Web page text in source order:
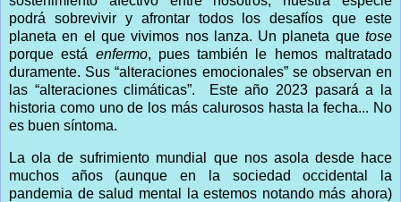
podrá sobrevivir y afrontar todos los desafíos que este
planeta en el que vivimos nos lanza. Un planeta que tose
porque está enfermo, pues también le hemos maltratado
duramente. Sus “alteraciones emocionales” se observan en
las “alteraciones climáticas”. Este año 2023 pasará a la
historia como uno de los más calurosos hasta la fecha... No
es buen síntoma.
La ola de sufrimiento mundial que nos asola desde hace
muchos años (aunque en la sociedad occidental la
pandemia de salud mental la estemos notando más ahora)